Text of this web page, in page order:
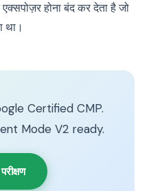
होना बंद कर देता है जो
था।
Certified CMP.
Mode V2 ready.